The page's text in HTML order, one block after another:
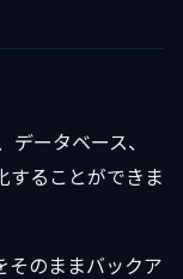
データベース、
することができま
そのままバックア